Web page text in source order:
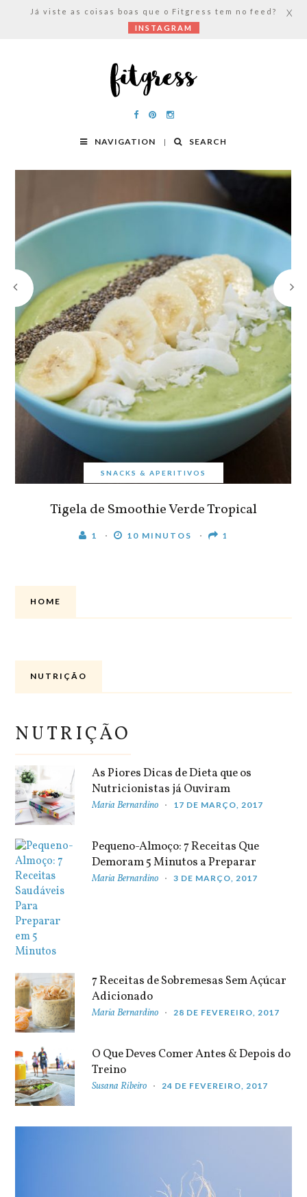
NAVIGATION SEARCH
SNACKS & APERITIVOS
Tigela de Smoothie Verde Tropical
1 10 MINUTOS 1
HOME
NUTRIÇÃO
NUTRIÇÃO
As Piores Dicas de Dieta que os
Nutricionistas já Ouviram
Maria Bernardino 17 DE MARÇO, 2017
Pequeno-Almoço: 7 Receitas Que
Demoram 5 Minutos a Preparar
Maria Bernardino 3 DE MARÇO, 2017
7 Receitas de Sobremesas Sem Açúcar
Adicionado
Maria Bernardino 28 DE FEVEREIRO, 2017
O Que Deves Comer Antes & Depois do
Treino
Susana Ribeiro 24 DE FEVEREIRO, 2017
Já viste as coisas boas que o Fitgress tem no feed?
INSTAGRAM
X